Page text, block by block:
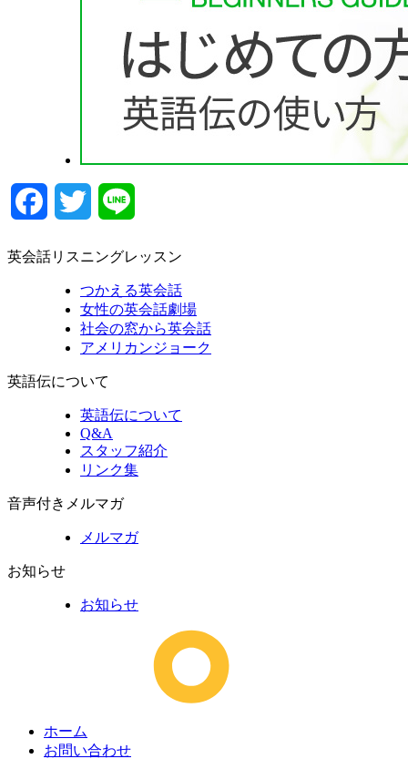
FacebookTwitter
英会話リスニングレッスン
つかえる英会話
女性の英会話劇場
社会の窓から英会話
アメリカンジョーク
英語伝について
英語伝について
Q&A
スタッフ紹介
リンク集
音声付きメルマガ
メルマガ
お知らせ
お知らせ
ホーム
お問い合わせ